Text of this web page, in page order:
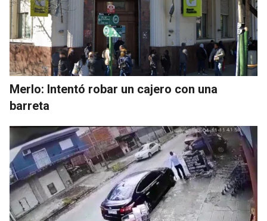
Merlo: Intentó robar un cajero con una
barreta